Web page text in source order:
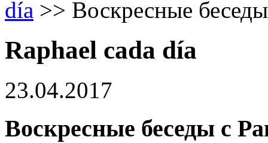
día >> Воскресные
Raphael cada día
23.04.2017
Воскресные беседы с